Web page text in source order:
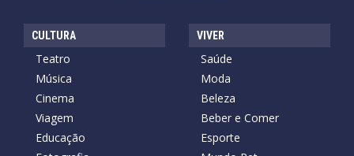
CULTURA
Teatro
Música
Cinema
Viagem
Educação
VIVER
Saúde
Moda
Beleza
Beber e Comer
Esporte